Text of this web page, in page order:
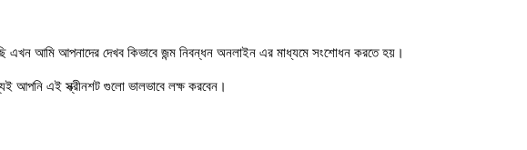
এখন আমি আপনাদের দেখব কিভাবে জন্ম নিবন্ধন অনলাইন এর মাধ্যমে সংশোধন করতে হয়।
আপনি এই স্ক্রীনশট গুলো ভালভাবে লক্ষ করবেন।